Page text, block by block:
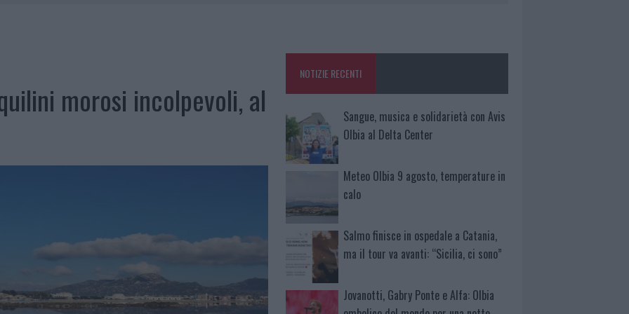
morosi incolpevoli, al
NOTIZIE RECENTI
Sangue, musica e solidarietà con Avis
Olbia al Delta Center
Meteo Olbia 9 agosto, temperature in
calo
Salmo finisce in ospedale a Catania,
ma il tour va avanti: “Sicilia, ci sono”
Jovanotti, Gabry Ponte e Alfa: Olbia